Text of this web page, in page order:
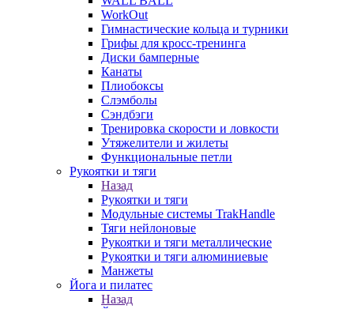
WorkOut
Гимнастические кольца и турники
Грифы для кросс-тренинга
Диски бамперные
Канаты
Плиобоксы
Слэмболы
Сэндбэги
Тренировка скорости и ловкости
Утяжелители и жилеты
Функциональные петли
Рукоятки и тяги
Назад
Рукоятки и тяги
Модульные системы TrakHandle
Тяги нейлоновые
Рукоятки и тяги металлические
Рукоятки и тяги алюминиевые
Манжеты
Йога и пилатес
Назад